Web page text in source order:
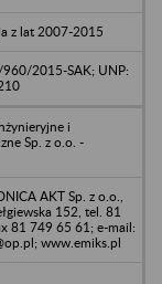
z lat 2007-2015
2015-SAK; UNP:
i
Sp. z o.o. -
AKT Sp. z o.o.,
152, tel. 81
81 749 65 61; e-mail:
www.emiks.pl